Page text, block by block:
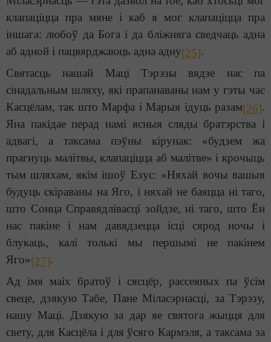
клапаціцца пра мяне і каб я мог клапаціцца пра
іншага: любоў да Бога і да бліжняга сведчаць адна
аб адной і пацвярджаюць адна адну[25].
Святасць нашай Маці Тэрэзы вядзе нас па
сінадальным шляху, які прапанаваны нам у гэты час
Касцёлам, так што Марфа і Марыя ідуць разам[26].
Яна пакідае перад намі ясныя сляды братэрства і
адвагі, а таксама пэўны кірунак: «будзем жа
прагнуць малітвы, клапаціцца аб малітве» і крочыць
тым шляхам, якім ішоў Езус: «Няхай вочы вашыя
будуць скіраваны на Яго, і няхай не баяцца ні таго,
што Сонца Справядлівасці зойдзе, ні таго, што Ён
нас пакіне і нам давядзецца ісці сярод ночы і
блукаць, калі толькі мы першымі не пакінем
Яго»[27].
Ад імя маіх братоў і сясцёр, рассеяных па ўсім
свеце, дзякую Табе, Пане Міласэрнасці, за Тэрэзу,
нашу Маці. Дзякую за дар яе святога жыцця для
свету, для Касцёла і для ўсяго Кармэля, а таксама за